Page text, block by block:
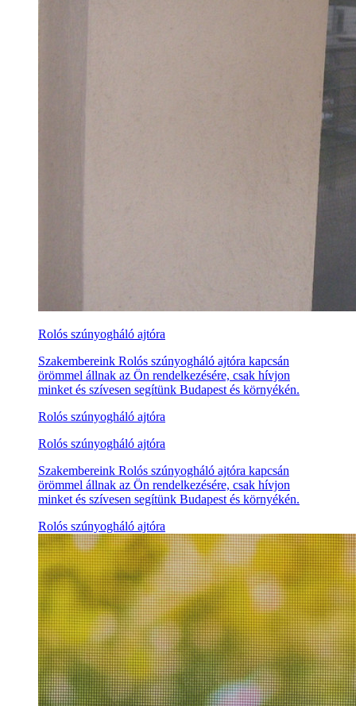
Rolós szúnyogháló ajtóra
Szakembereink Rolós szúnyogháló ajtóra kapcsán
örömmel állnak az Ön rendelkezésére, csak hívjon
minket és szívesen segítünk Budapest és környékén.
Rolós szúnyogháló ajtóra
Rolós szúnyogháló ajtóra
Szakembereink Rolós szúnyogháló ajtóra kapcsán
örömmel állnak az Ön rendelkezésére, csak hívjon
minket és szívesen segítünk Budapest és környékén.
Rolós szúnyogháló ajtóra